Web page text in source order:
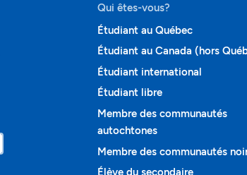
Qui êtes-vous?
Étudiant au Québec
Étudiant au Canada (hors
Étudiant international
Étudiant libre
Membre des communautés
autochtones
Membre des communautés
Élève du secondaire